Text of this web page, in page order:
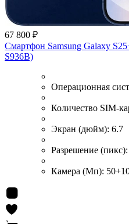
67 800 ₽
Смартфон Samsung Galaxy
S936B)
Операционная
Количество SIM-
Экран (дюйм): 6.7
Разрешение (пикс):
Камера (Мп):